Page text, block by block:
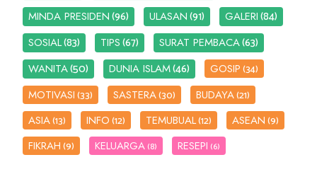
MINDA PRESIDEN(96) ULASAN(91) GALERI(84)
SOSIAL(83) TIPS(67) SURAT PEMBACA(63)
WANITA(50) DUNIA ISLAM(46) GOSIP(34)
MOTIVASI(33) SASTERA(30) BUDAYA(21)
ASIA(13) INFO(12) TEMUBUAL(12) ASEAN(9)
FIKRAH(9) KELUARGA (8) RESEPI (6)